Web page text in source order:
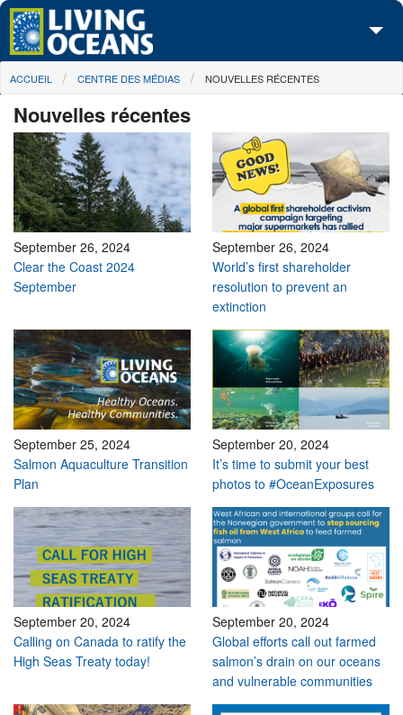
Skip to main content
À propos de nous
Nos campagnes
Centre des Médias
Les Cartes
Passez à l'action
You are here
ACCUEIL CENTRE DES MÉDIAS NOUVELLES RÉCENTES
Nouvelles récentes
September 26, 2024
Clear the Coast 2024
September
September 26, 2024
World’s first shareholder
resolution to prevent an
extinction
September 25, 2024
Salmon Aquaculture Transition
Plan
September 20, 2024
It’s time to submit your best
photos to #OceanExposures
September 20, 2024
Calling on Canada to ratify the
High Seas Treaty today!
September 20, 2024
Global efforts call out farmed
salmon’s drain on our oceans
and vulnerable communities